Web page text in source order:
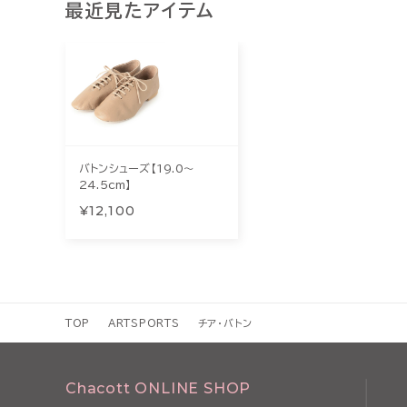
最近見たアイテム
バトンシューズ【19.0～
24.5cm】
¥12,100
TOP ARTSPORTS チア・バトン
Chacott ONLINE SHOP